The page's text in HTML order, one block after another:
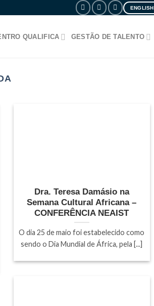
ENGLISH
QUALIFICA GESTÃO DE TALENTO
Dra. Teresa Damásio na
Semana Cultural Africana –
CONFERÊNCIA NEAIST
O dia 25 de maio foi estabelecido como
sendo o Dia Mundial de África, pela [...]